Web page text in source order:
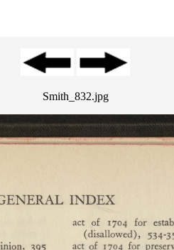
Smith_832.jpg